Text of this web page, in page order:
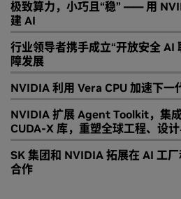
极致算力，小巧且“稳” —— 用
建 AI
行业领导者携手成立“开放安全 AI
障发展
NVIDIA 利用 Vera CPU 加速下一
NVIDIA 扩展 Agent Toolkit，集
CUDA-X 库，重塑全球工程、设
SK 集团和 NVIDIA 拓展在 AI 工
合作